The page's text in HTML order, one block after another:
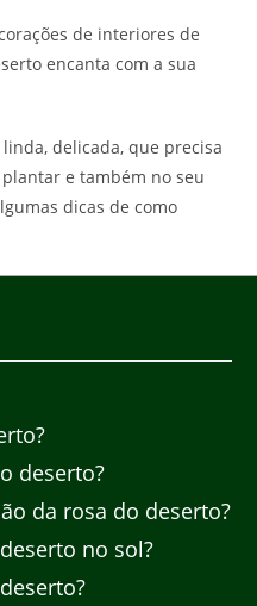
de interiores de
encanta com a sua
delicada, que precisa
e também no seu
dicas de como
deserto?
da rosa do deserto?
no sol?